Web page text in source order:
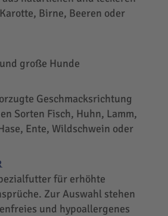
Birne, Beeren oder
große Hunde
Geschmacksrichtung
Sorten Fisch, Huhn, Lamm,
Ente, Wildschwein oder
für erhöhte
Zur Auswahl stehen
und hypoallergenes